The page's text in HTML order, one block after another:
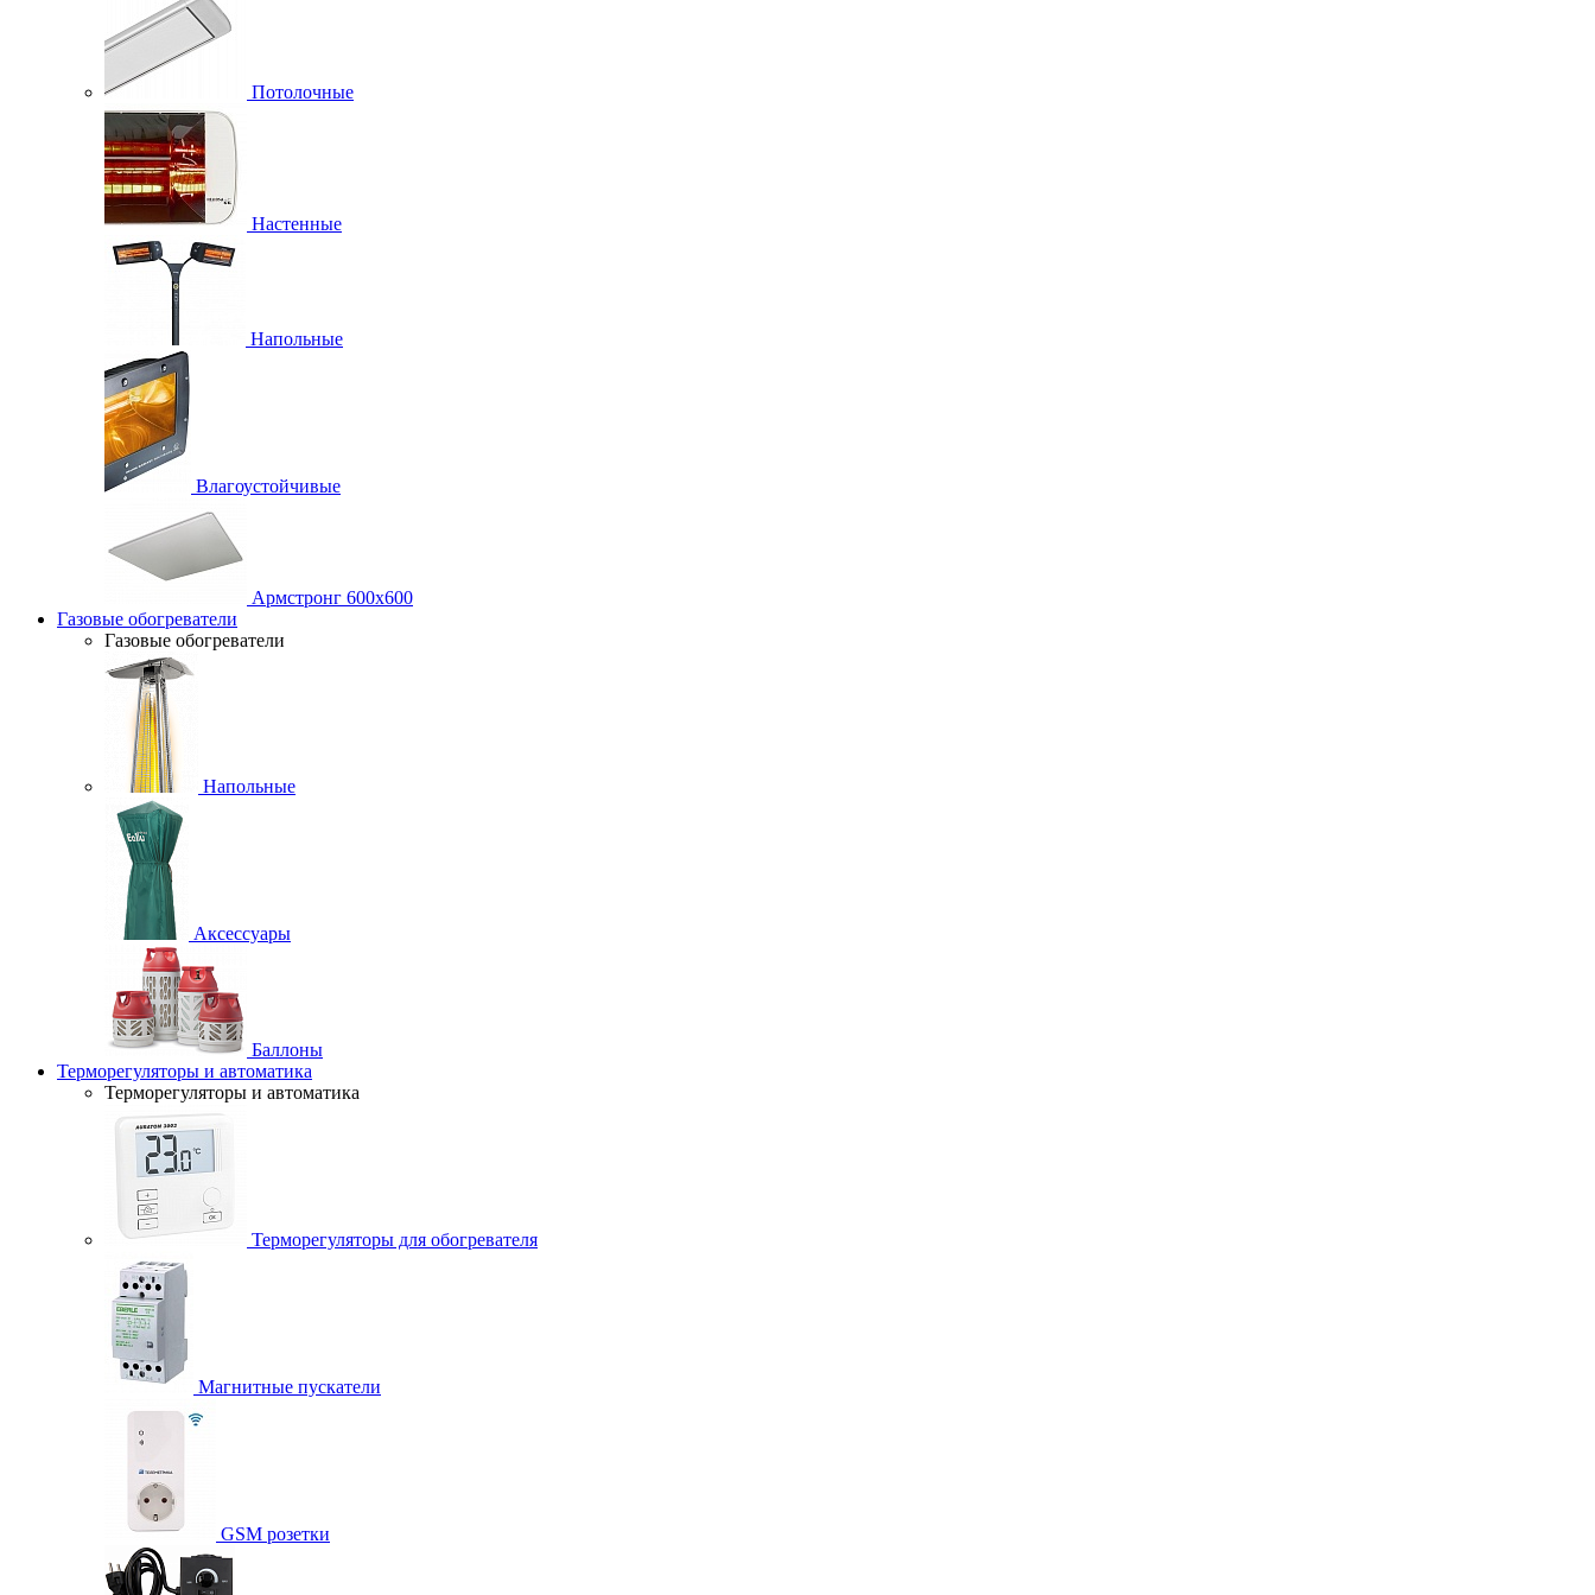
Потолочные
Настенные
Напольные
Влагоустойчивые
Армстронг 600х600
Газовые обогреватели
Газовые обогреватели
Напольные
Аксессуары
Баллоны
Терморегуляторы и автоматика
Терморегуляторы и автоматика
Терморегуляторы для обогревателя
Магнитные пускатели
GSM розетки